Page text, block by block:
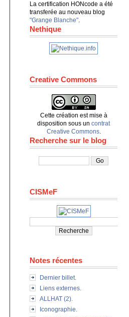
La certification HONcode a été
transferée au nouveau blog
"Grange Blanche".
Nethique
Creative Commons
Cette création est mise à
disposition sous un contrat
Creative Commons.
Recherche sur le blog
CISMeF
Notes récentes
Dernier billet.
Liens externes.
ALLHAT (2).
Iconographie.